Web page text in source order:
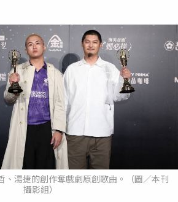
、湯捷的創作奪戲劇原創歌曲。（圖／本刊
攝影組）